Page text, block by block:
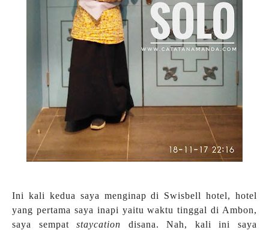
Ini kali kedua saya menginap di Swisbell hotel, hotel
yang pertama saya inapi yaitu waktu tinggal di Ambon,
saya sempatstaycation disana. Nah, kali ini saya